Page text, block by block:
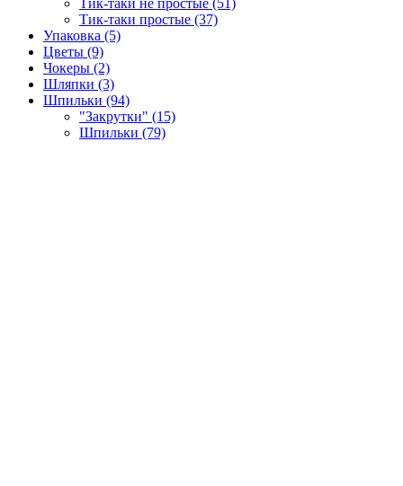
Тик-таки простые (37)
Упаковка (5)
Цветы (9)
Чокеры (2)
Шляпки (3)
Шпильки (94)
"Закрутки" (15)
Шпильки (79)